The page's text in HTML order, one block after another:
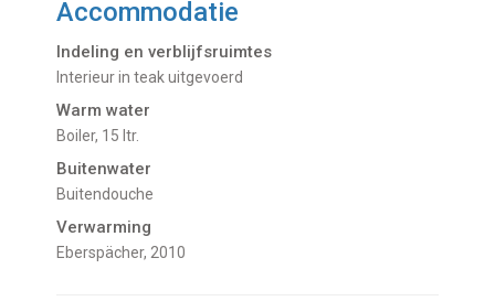
Accommodatie
Indeling en verblijfsruimtes
Interieur in teak uitgevoerd
Warm water
Boiler, 15 ltr.
Buitenwater
buitendouche
Verwarming
Eberspächer, 2010